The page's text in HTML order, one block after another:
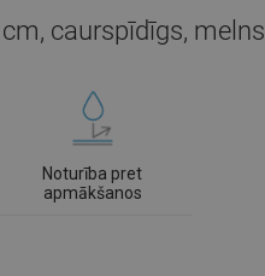
caurspīdīgs, melns
Noturība pret
apmākšanos